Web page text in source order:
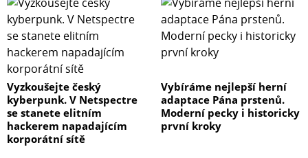
Vyzkoušejte český
kyberpunk. V Netspectre
se stanete elitním
hackerem napadajícím
korporátní sítě
Vybíráme nejlepší herní
adaptace Pána prstenů.
Moderní pecky i historicky
první kroky